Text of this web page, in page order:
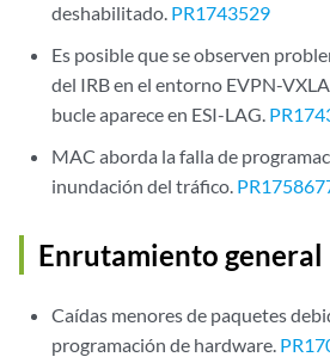
deshabilitado. PR1743529
Es posible que se observen
del IRB en el entorno EVPN-
bucle aparece en ESI-LAG.
MAC aborda la falla de
inundación del tráfico.
Enrutamiento general
Caídas menores de paquetes
programación de hardware.